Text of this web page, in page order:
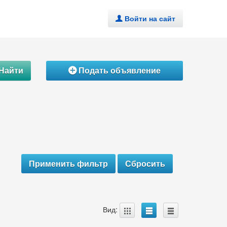
. Войти на сайт
ÁПодать объявление
Вид: A B C